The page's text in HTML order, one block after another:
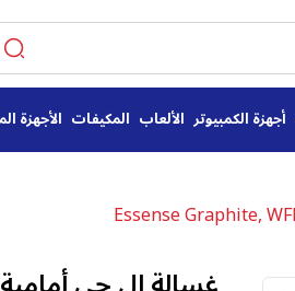
أجهزة الكمبيوتر الألعاب المكيفات الأجهزة